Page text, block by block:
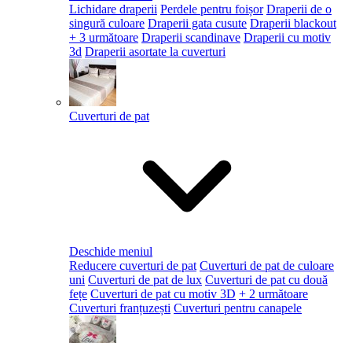
Lichidare draperii Perdele pentru foișor Draperii de o
singură culoare Draperii gata cusute Draperii blackout
+ 3 următoare Draperii scandinave Draperii cu motiv
3d Draperii asortate la cuverturi
Cuverturi de pat
Deschide meniul
Reducere cuverturi de pat Cuverturi de pat de culoare
uni Cuverturi de pat de lux Cuverturi de pat cu două
fețe Cuverturi de pat cu motiv 3D + 2 următoare
Cuverturi franțuzești Cuverturi pentru canapele